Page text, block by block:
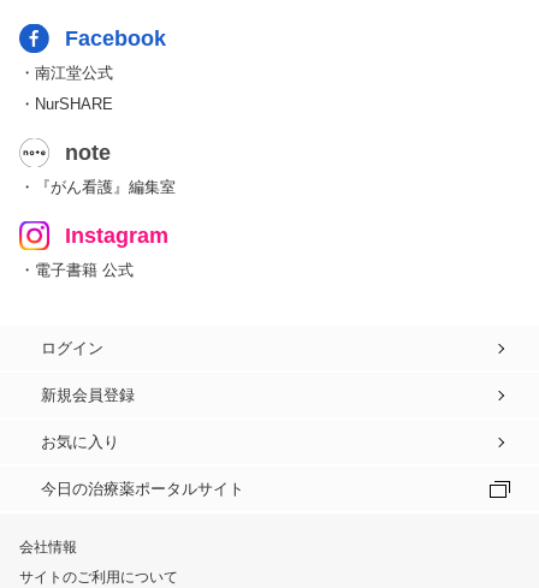
Facebook
・南江堂公式
・NurSHARE
note
・『がん看護』編集室
Instagram
・電子書籍 公式
ログイン
新規会員登録
お気に入り
今日の治療薬ポータルサイト
会社情報
サイトのご利用について